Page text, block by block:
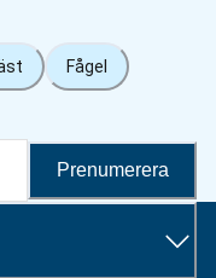
Fågel
Prenumerera